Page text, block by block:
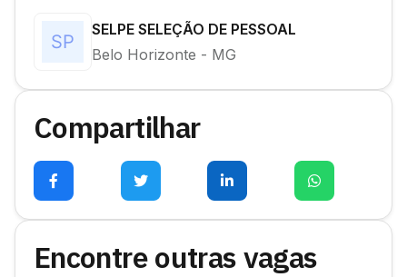
SELPE SELEÇÃO DE PESSOAL
Belo Horizonte - MG
Compartilhar
Encontre outras vagas